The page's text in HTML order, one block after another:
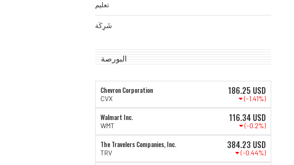
تعليم
شَرِكَة
البورصة
Chevron Corporation
CVX
186.25 USD
(-1.41%)
Walmart Inc.
WMT
116.34 USD
(-0.2%)
The Travelers Companies, Inc.
TRV
384.23 USD
(-0.44%)